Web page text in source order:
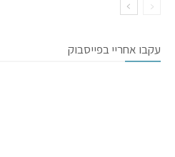
עקבו אחריי בפייסבוק